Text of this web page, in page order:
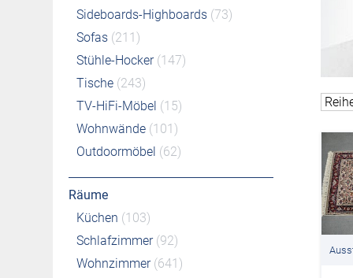
Sideboards-Highboards (73)
Sofas (211)
Stühle-Hocker (147)
Tische (243)
TV-HiFi-Möbel (15)
Wohnwände (101)
Outdoormöbel (62)
Räume
Küchen (103)
Schlafzimmer (92)
Wohnzimmer (641)